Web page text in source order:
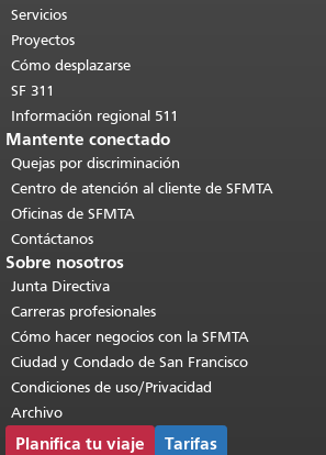
páginas.Volver al principio del
contenido principal
Servicios
Proyectos
Cómo desplazarse
SF 311
Información regional 511
Mantente conectado
Quejas por discriminación
Centro de atención al cliente de SFMTA
Oficinas de SFMTA
Contáctanos
Sobre nosotros
Junta Directiva
Carreras profesionales
Cómo hacer negocios con la SFMTA
Ciudad y Condado de San Francisco
Condiciones de uso/Privacidad
Archivo
Planifica tu viaje Tarifas